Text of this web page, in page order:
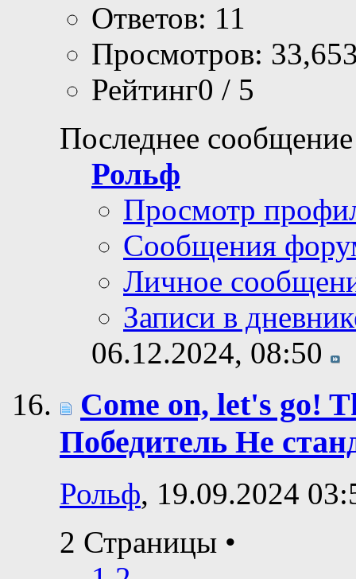
Ответов: 11
Просмотров:
Рейтинг0 / 5
Последнее
Рольф
Просмотр
Сообщения
Личное
Записи в
06.12.2024, 08:50
Come on, let's go!
Победитель Не
Рольф, 19.09.2024
2 Страницы •